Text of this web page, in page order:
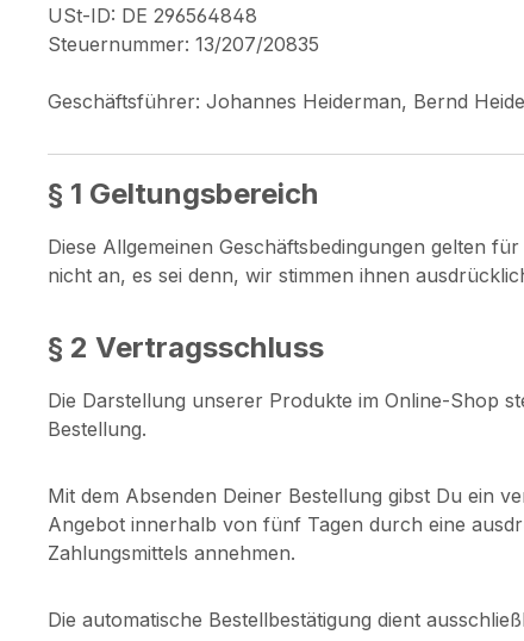
USt-ID: DE 296564848
Steuernummer: 13/207/20835
Geschäftsführer: Johannes Heiderman, Bernd
§ 1 Geltungsbereich
Diese Allgemeinen Geschäftsbedingungen gelten
nicht an, es sei denn, wir stimmen ihnen
§ 2 Vertragsschluss
Die Darstellung unserer Produkte im Online-Shop
Bestellung.
Mit dem Absenden Deiner Bestellung gibst Du ein
Angebot innerhalb von fünf Tagen durch eine
Zahlungsmittels annehmen.
Die automatische Bestellbestätigung dient